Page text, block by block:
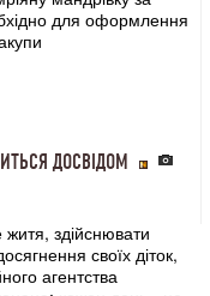
для оформлення
ДОСВІДОМ
здійснювати
своїх діток,
агентства